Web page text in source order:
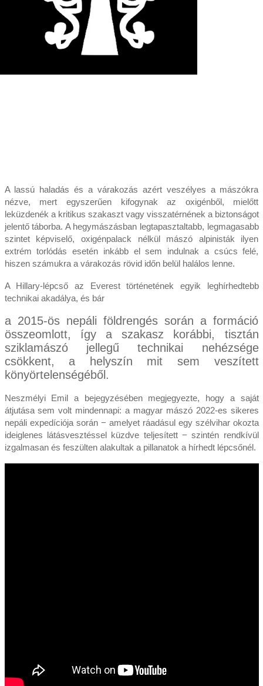
A lassú haladás és a várakozás azért veszélyes a mászókra
nézve, mert egyszerűen kifogynak az oxigénből, mielőtt
leküzdenék a kritikus szakaszt vagy visszatérnének a biztonságot
jelentő táborba. A hegymászásban legtapasztaltabb, legmagasabb
szintet képviselő, oxigénpalack nélkül mászó alpinisták ilyen
extrém torlódás esetén inkább el sem indulnak a csúcs felé,
hiszen számukra a várakozás rövid időn belül halálos lenne.
A Hillary-lépcső az Everest történetének egyik leghírhedtebb
technikai akadálya, és bár
a 2015-ös nepáli földrengés során a formáció
összeomlott, így a szakasz korábbi, tisztán
sziklamászó jellegű technikai nehézsége
csökkent, a helyszín mit sem veszített
könyörtelenségéből.
Neszmélyi Emil a bejegyzésében megjegyezte, hogy a saját
átjutása sem volt mindennapi: a magyar mászó 2022-es sikeres
nepáli expedíciója során − amelyet ráadásul egy szélvihar okozta
ideiglenes látásvesztéssel küzdve teljesített − szintén rendkívül
izgalmasan és feszülten alakultak a pillanatok a hírhedt lépcsőnél.